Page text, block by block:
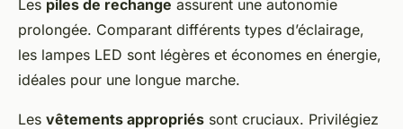
Les piles de rechange assurent une autonomie
prolongée. Comparant différents types d’éclairage,
les lampes LED sont légères et économes en énergie,
idéales pour une longue marche.
Les vêtements appropriés sont cruciaux. Privilégiez